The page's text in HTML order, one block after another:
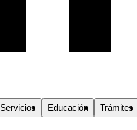
Servicios Educación Trámites